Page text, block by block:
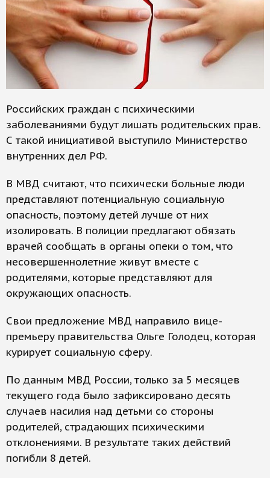
Российских граждан с психическими
заболеваниями будут лишать родительских прав.
С такой инициативой выступило Министерство
внутренних дел РФ.
В МВД считают, что психически больные люди
представляют потенциальную социальную
опасность, поэтому детей лучше от них
изолировать. В полиции предлагают обязать
врачей сообщать в органы опеки о том, что
несовершеннолетние живут вместе с
родителями, которые представляют для
окружающих опасность.
Свои предложение МВД направило вице-
премьеру правительства Ольге Голодец, которая
курирует социальную сферу.
По данным МВД России, только за 5 месяцев
текущего года было зафиксировано десять
случаев насилия над детьми со стороны
родителей, страдающих психическими
отклонениями. В результате таких действий
погибли 8 детей.